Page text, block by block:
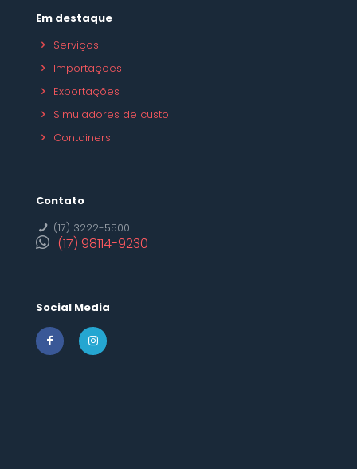
Em destaque
Serviços
Importações
Exportações
Simuladores de custo
Containers
Contato
(17) 3222-5500
(17) 98114-9230
Social Media